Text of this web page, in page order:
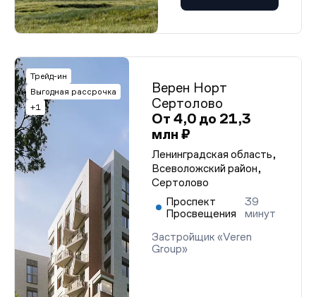
Трейд-ин
Выгодная рассрочка
+1
Верен Норт
Сертолово
От 4,0 до 21,3
млн ₽
Ленинградская область,
Всеволожский район,
Сертолово
Проспект
Просвещения
39
минут
Застройщик «Veren
Group»